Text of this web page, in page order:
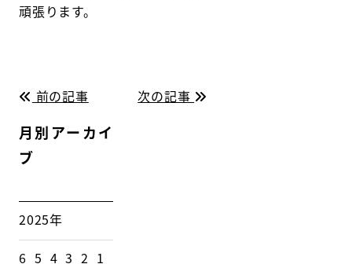
頑張ります。
前の記事 次の記事
月別アーカイ
ブ
2025年
6 5 4 3 2 1